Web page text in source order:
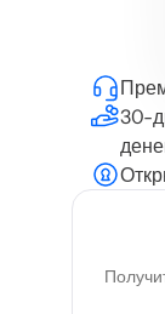
30-